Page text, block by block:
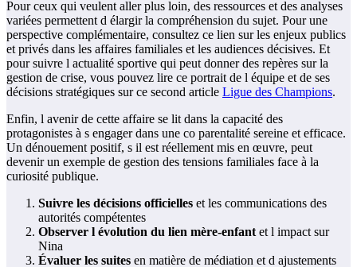
Pour ceux qui veulent aller plus loin, des ressources et des analyses
variées permettent d élargir la compréhension du sujet. Pour une
perspective complémentaire, consultez ce lien sur les enjeux publics
et privés dans les affaires familiales et les audiences décisives. Et
pour suivre l actualité sportive qui peut donner des repères sur la
gestion de crise, vous pouvez lire ce portrait de l équipe et de ses
décisions stratégiques sur ce second article Ligue des Champions.
Enfin, l avenir de cette affaire se lit dans la capacité des
protagonistes à s engager dans une co parentalité sereine et efficace.
Un dénouement positif, s il est réellement mis en œuvre, peut
devenir un exemple de gestion des tensions familiales face à la
curiosité publique.
Suivre les décisions officielles et les communications des
autorités compétentes
Observer l évolution du lien mère-enfant et l impact sur
Nina
Évaluer les suites en matière de médiation et d ajustements